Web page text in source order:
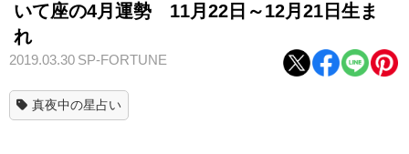
いて座の4月運勢 11月22日～12月21日生ま
れ
2019.03.30 SP-FORTUNE
真夜中の星占い